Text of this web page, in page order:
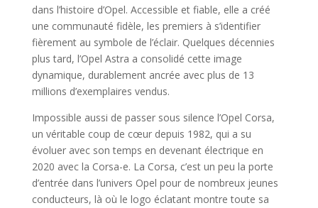
dans l’histoire d’Opel. Accessible et fiable, elle a créé
une communauté fidèle, les premiers à s’identifier
fièrement au symbole de l’éclair. Quelques décennies
plus tard, l’Opel Astra a consolidé cette image
dynamique, durablement ancrée avec plus de 13
millions d’exemplaires vendus.
Impossible aussi de passer sous silence l’Opel Corsa,
un véritable coup de cœur depuis 1982, qui a su
évoluer avec son temps en devenant électrique en
2020 avec la Corsa-e. La Corsa, c’est un peu la porte
d’entrée dans l’univers Opel pour de nombreux jeunes
conducteurs, là où le logo éclatant montre toute sa